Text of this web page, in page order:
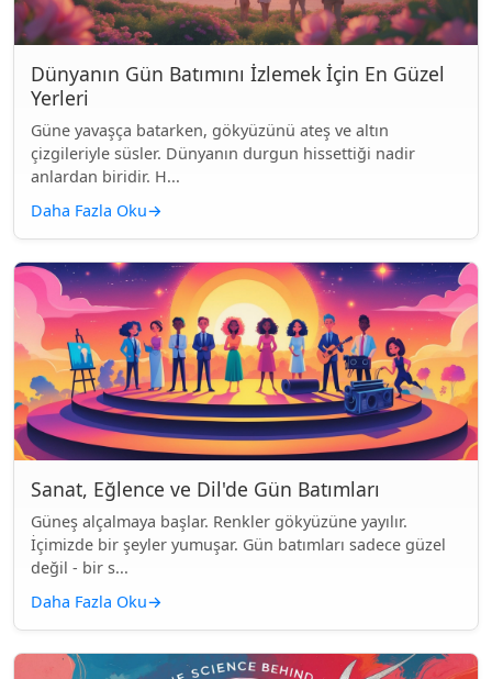
Dünyanın Gün Batımını İzlemek İçin En Güzel
Yerleri
Güne yavaşça batarken, gökyüzünü ateş ve altın
çizgileriyle süsler. Dünyanın durgun hissettiği nadir
anlardan biridir. H...
Daha Fazla Oku→
Sanat, Eğlence ve Dil'de Gün Batımları
Güneş alçalmaya başlar. Renkler gökyüzüne yayılır.
İçimizde bir şeyler yumuşar. Gün batımları sadece güzel
değil - bir s...
Daha Fazla Oku→